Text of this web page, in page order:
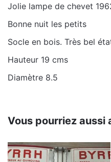
Jolie lampe de chevet
Bonne nuit les petits
Socle en bois. Très bel
Hauteur 19 cms
Diamètre 8.5
Color Blue
Vous pourriez aussi